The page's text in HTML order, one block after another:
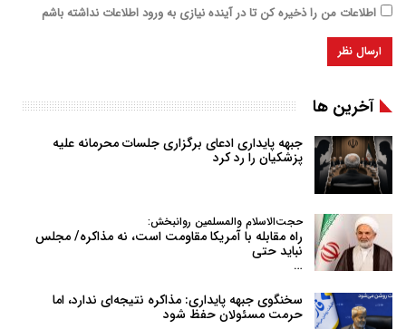
اطلاعات من را ذخیره کن تا در آینده نیازی به ورود اطلاعات نداشته باشم
آخرین ها
جبهه پایداری ادعای برگزاری جلسات محرمانه علیه
پزشکیان را رد کرد
حجت‌الاسلام والمسلمین روانبخش:
راه مقابله با آمریکا مقاومت است، نه مذاکره/ مجلس
نباید حتی
…
سخنگوی جبهه پایداری: مذاکره نتیجه‌ای ندارد، اما
حرمت مسئولان حفظ شود